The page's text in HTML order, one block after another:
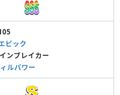
ピック
ンブレイカー
ルパワー